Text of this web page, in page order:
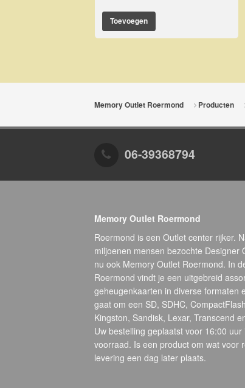
Toevoegen
Memory Outlet Roermond Producten
06-39368794
Memory Outlet Roermond
Roermond is een Outlet center rijker.
miljoenen mensen bezochte
nu ook Memory Outlet Roermond. In
Roermond vindt je een uitgebreid
geheugenkaarten in diverse formaten
gaat om een SD, SDHC,
Kingston, Sandisk, Lexar, Transcend
Uw bestelling geplaatst voor 16:00
voorraad. Is een product om wat voor
levering een dag later plaats.